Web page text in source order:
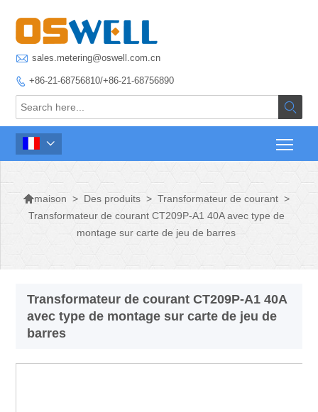
 sales.metering@oswell.com.cn
 +86-21-68756810/+86-21-68756890


maison > Des produits > Transformateur de courant >
Transformateur de courant CT209P-A1 40A avec type de
montage sur carte de jeu de barres
Transformateur de courant CT209P-A1 40A
avec type de montage sur carte de jeu de
barres